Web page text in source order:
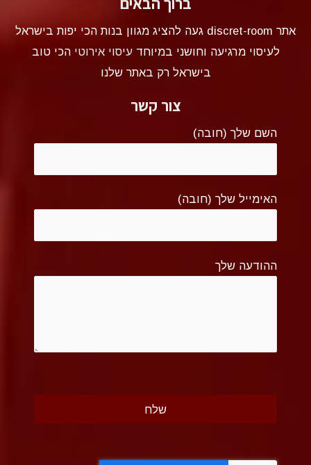
אתר discret-room געה להציג מגוון בנות הכי יפות בישראל
לעיסוי מרגיעה וחושני במיוחדעיסוי אירוטי הכי טוב
בישראל רק באתר שלנו
צור קשר
השם שלך (חובה)
האימייל שלך (חובה)
ההודעה שלך